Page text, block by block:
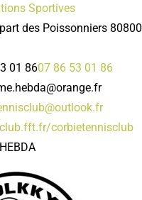
Sportives
des Poissonniers 80800
01 8607 86 53 01 86
corbietennisclub